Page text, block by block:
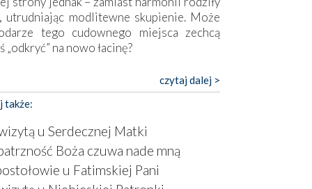
utrudniając modlitewne skupienie. Może
tego cudownego miejsca zechcą
„odkryć” na nowo łacinę?
duch współczesności daje też w
znać o sobie w sposób widoczny gołym
Niby w trosce o prostotę i skromność
się on jak może zasłonić sanktuarium,
wokół betonowe bryły, z których
nawet zostały poświęcone jako miejsca
kultu. Tylko co wspólnego z żywą,
czytaj dalej >
także:
u Serdecznej Matki
Boża czuwa nade mną
u Fatimskiej Pani